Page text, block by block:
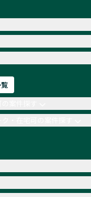
・在宅可の案件探す